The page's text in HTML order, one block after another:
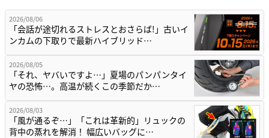
2026/08/06
「会話が途切れるストレスとおさらば!」古いイ
ンカムの下取りで最新ハイブリッド…
2026/08/05
「それ、ヤバいですよ…」夏場のパンパンタイ
ヤの恐怖…。高温が続くこの季節だか…
2026/08/03
「風が通るぞ…」「これは革新的」リュックの
背中の蒸れを解消！ 幅広いバッグに…